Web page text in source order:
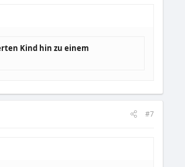
Kind hin zu einem
#7